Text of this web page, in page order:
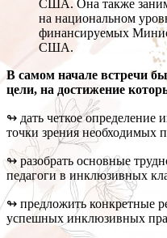
США. Она также
на национальном
финансируемых
США.
В самом начале встречи
цели, на достижение
↬ дать четкое определение
точки зрения необходимых
↬ разобрать основные
педагоги в инклюзивных
↬ предложить конкретные
успешных инклюзивных